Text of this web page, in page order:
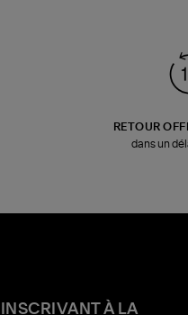
RETOUR
dans un
À LA